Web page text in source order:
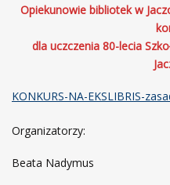
Opiekunowie bibliotek w
dla uczczenia 80-lecia
KONKURS-NA-EKSLIBRIS-
Organizatorzy:
Beata Nadymus